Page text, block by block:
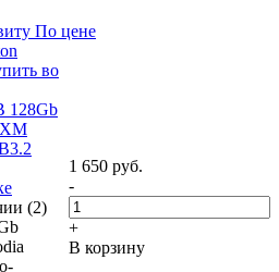
По цене
во
128Gb
(2)
1 650 руб.
-
+
В корзину